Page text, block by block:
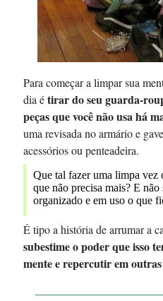
Para começar a limpar sua
dia étirar do seu guarda-
peças que você não usa há
uma revisada no armário e
acessórios ou penteadeira.
Que tal fazer uma limpa vez
que não precisa mais? E não
organizado e em uso o que
É tipo a história de arrumar a
subestime o poder que isso
mente e repercutir em